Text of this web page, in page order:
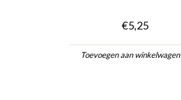
€5,25
Toevoegen aan winkelwagen